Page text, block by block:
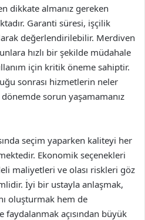
dikkate almanız gereken
Garanti süresi, işçilik
değerlendirilebilir. Merdiven
hızlı bir şekilde müdahale
için kritik öneme sahiptir.
sonrası hizmetlerin neler
sorun yaşamamanız
seçim yaparken kaliteyi her
Ekonomik seçenekleri
maliyetleri ve olası riskleri göz
İyi bir ustayla anlaşmak,
oluşturmak hem de
faydalanmak açısından büyük